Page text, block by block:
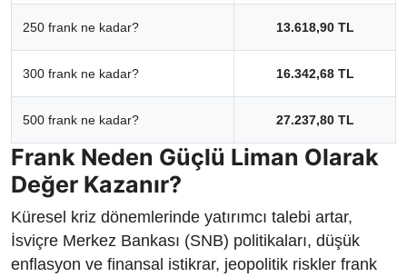
250 frank ne kadar? 13.618,90 TL
300 frank ne kadar? 16.342,68 TL
500 frank ne kadar? 27.237,80 TL
Frank Neden Güçlü Liman Olarak
Değer Kazanır?
Küresel kriz dönemlerinde yatırımcı talebi artar,
İsviçre Merkez Bankası (SNB) politikaları, düşük
enflasyon ve finansal istikrar, jeopolitik riskler frank